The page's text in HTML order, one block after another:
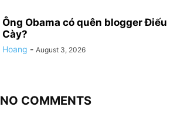
Ông Obama có quên blogger Điếu
Cày?
Hoang - August 3, 2026
NO COMMENTS